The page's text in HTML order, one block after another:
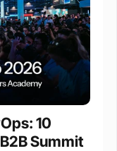
10
Summit